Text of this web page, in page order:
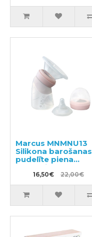
Marcus MNMNU13
Silikona barošanas
pudelīte piena
pumpītis
16,50€ 22,00€